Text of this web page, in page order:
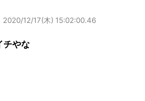
2020/12/17(木) 15:02:00.46
チやな